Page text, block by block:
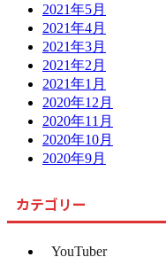
2021年5月
2021年4月
2021年3月
2021年2月
2021年1月
2020年12月
2020年11月
2020年10月
2020年9月
カテゴリー
YouTuber